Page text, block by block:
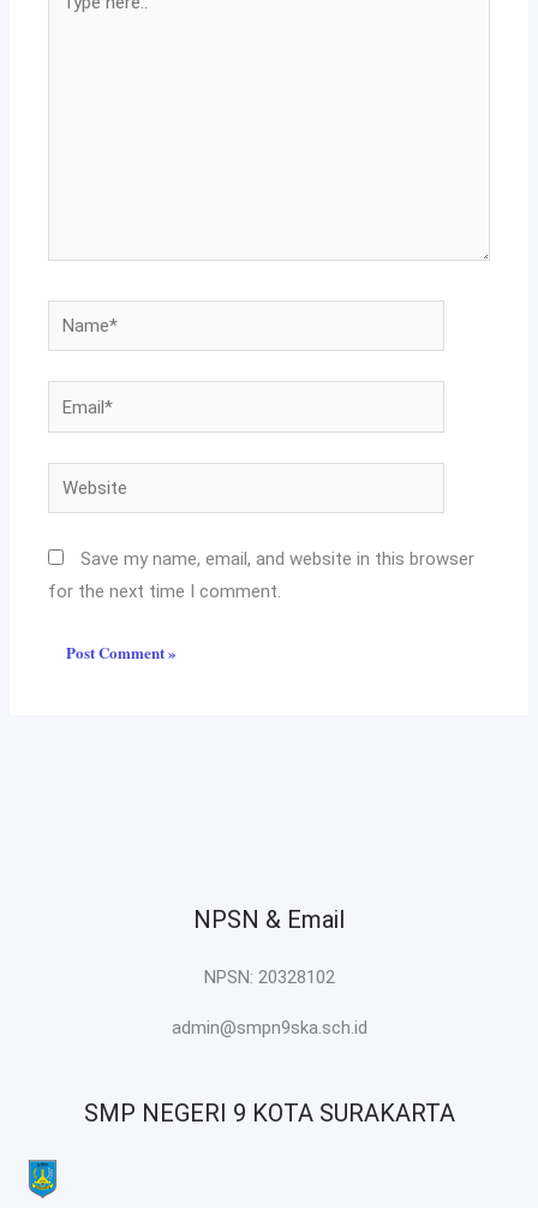
here..
Name*
Email*
Website
Save my name, email, and website in this browser
for the next time I comment.
NPSN & Email
NPSN: 20328102
admin@smpn9ska.sch.id
SMP NEGERI 9 KOTA SURAKARTA